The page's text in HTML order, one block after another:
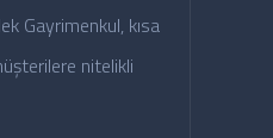
Gayrimenkul, kısa
nitelikli